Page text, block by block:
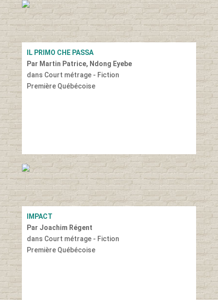
IL PRIMO CHE PASSA
Par Martin Patrice, Ndong Eyebe
dans Court métrage - Fiction
Première Québécoise
IMPACT
Par Joachim Régent
dans Court métrage - Fiction
Première Québécoise